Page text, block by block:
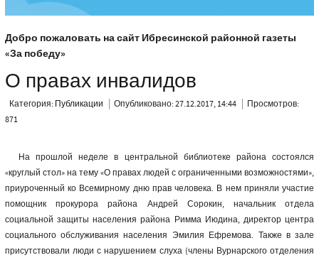
Добро пожаловать на сайт Ибресинской районной газеты
«За победу»
О правах инвалидов
Категория: Публикации Опубликовано: 27.12.2017, 14:44
Просмотров:
871
На прошлой неделе в центральной библиотеке района состоялся
«круглый стол» на тему «О правах людей с ограниченными возможностями»,
приуроченный ко Всемирному дню прав человека. В нем приняли участие
помощник прокурора района Андрей Сорокин, начальник отдела
социальной защиты населения района Римма Июдина, директор центра
социального обслуживания населения Эмилия Ефремова. Также в зале
присутствовали люди с нарушением слуха (члены Вурнарского отделения